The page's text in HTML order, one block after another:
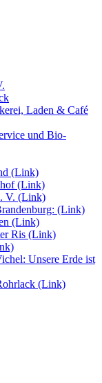
Laden & Café
und Bio-
(Link)
(Link)
V. (Link)
(Link)
(Link)
Ris (Link)
Unsere Erde ist
(Link)